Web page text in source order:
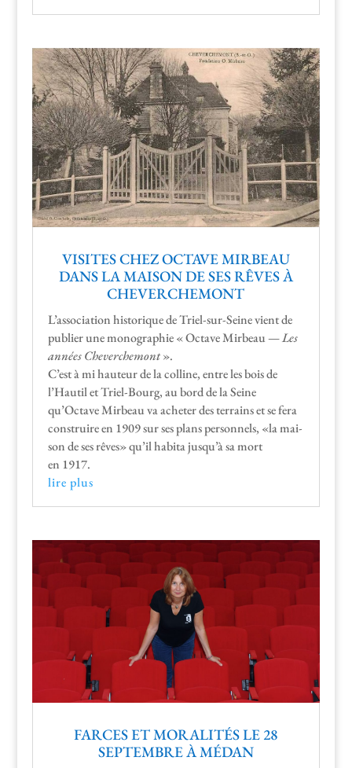
VISITES CHEZ OCTAVE MIRBEAU
DANS LA MAISON DE SES RÊVES À
CHEVERCHEMONT
L’association his­torique de Triel-sur-Seine vient de
pub­li­er une mono­gra­phie « Octave Mir­beau —Les
années Chev­erchemont».
C’est à mi hau­teur de la colline, entre les bois de
l’Hautil et Triel-Bourg, au bord de la Seine
qu’Octave Mir­beau va acheter des ter­rains et se fera
con­stru­ire en 1909 sur ses plans per­son­nels, «la mai­
son de ses rêves» qu’il habi­ta jusqu’à sa mort
en 1917.
lire plus
FARCES ET MORALITÉS LE 28
SEPTEMBRE À MÉDAN